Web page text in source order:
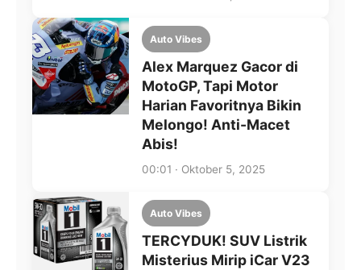
Auto Vibes
Alex Marquez Gacor di
MotoGP, Tapi Motor
Harian Favoritnya Bikin
Melongo! Anti-Macet
Abis!
00:01 · Oktober 5, 2025
Auto Vibes
TERCYDUK! SUV Listrik
Misterius Mirip iCar V23